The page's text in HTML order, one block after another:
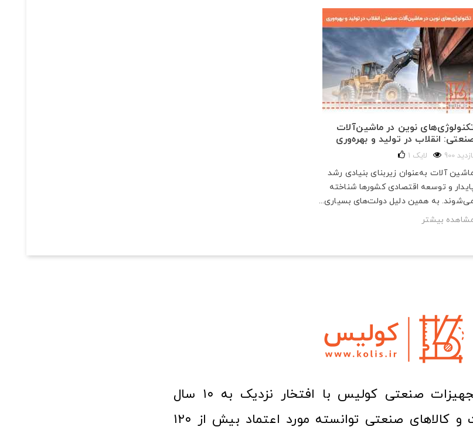
نوین در ماشین‌آلات
انقلاب در تولید و بهره‌وری
بازدید 1 لایک
آلات به‌عنوان زیربنای بنیادی رشد
و توسعه اقتصادی کشورها شناخته
به همین دلیل دولت‌های بسیاری...
بیشتر
فروشگاه آنلاین ابزار و تجهیزات صنعتی کولیس با افتخار نزدیک به ۱۰ سال
فعالیت در عرصه ابزارآلات و کالاهای صنعتی توانسته مورد اعتماد بیش از ۱۲۰